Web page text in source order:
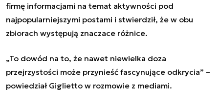
firmę informacjami na temat aktywności pod
najpopularniejszymi postami i stwierdził, że w obu
zbiorach występują znaczace różnice.
„To dowód na to, że nawet niewielka doza
przejrzystości może przynieść fascynujące odkrycia” –
powiedział Giglietto w rozmowie z mediami.